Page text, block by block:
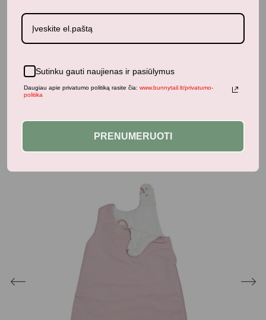
FILIBABBA vaikiškas pončas išsiuvinėtais
vėžliukais
Panašūs produktai
Sutinku gauti naujienas ir pasiūlymus
Daugiau apie privatumo politiką rasite čia: www.bunnytail.lt/privatumo-
politika
PRENUMERUOTI